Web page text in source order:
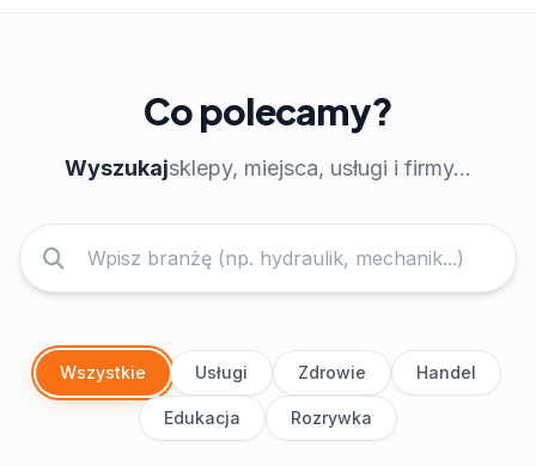
Co polecamy?
Wyszukajsklepy, miejsca, usługi i firmy...
Wszystkie Usługi Zdrowie Handel
Edukacja Rozrywka